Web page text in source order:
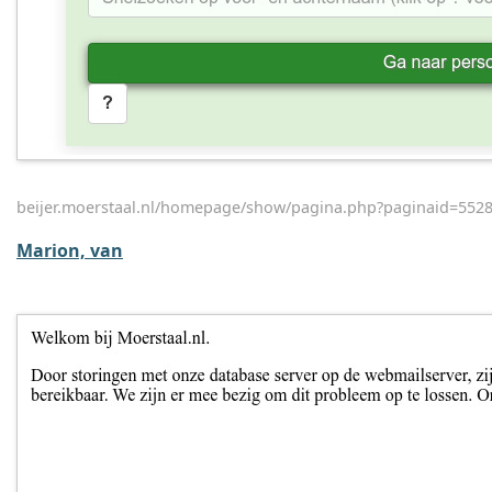
beijer.moerstaal.nl/homepage/show/pagina.php?paginaid=5528
Marion, van